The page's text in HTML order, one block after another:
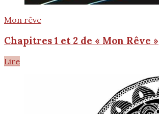
Mon rêve
Chapitres 1 et 2 de « Mon Rêve »
Lire